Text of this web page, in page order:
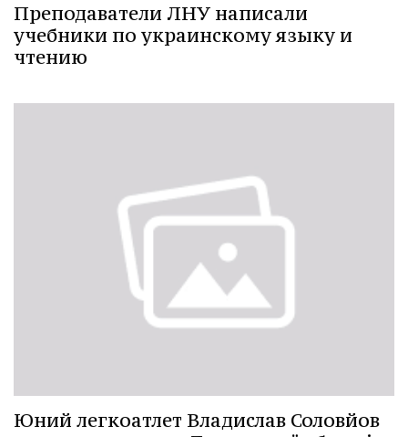
Преподаватели ЛНУ написали
учебники по украинскому языку и
чтению
Юний легкоатлет Владислав Соловйов